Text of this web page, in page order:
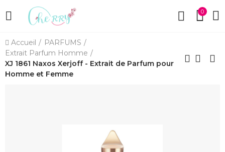
0
Accueil
PARFUMS
Extrait Parfum Homme
XJ 1861 Naxos Xerjoff - Extrait de Parfum pour
Homme et Femme